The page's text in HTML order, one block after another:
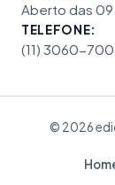
Aberto das
TELEFONE:
(11) 3060-
© 2026